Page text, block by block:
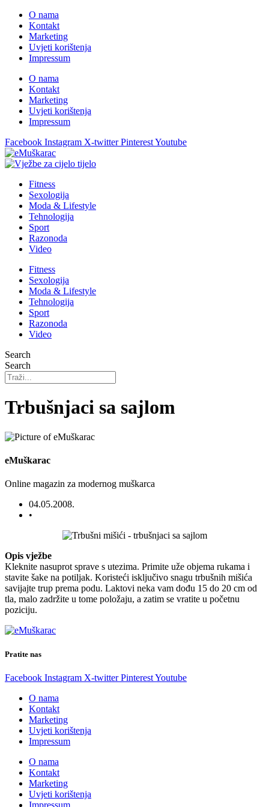
O nama
Kontakt
Marketing
Uvjeti korištenja
Impressum
O nama
Kontakt
Marketing
Uvjeti korištenja
Impressum
Facebook Instagram X-twitter PinterestYoutube
Fitness
Sexologija
Moda & Lifestyle
Tehnologija
Sport
Razonoda
Video
Fitness
Sexologija
Moda & Lifestyle
Tehnologija
Sport
Razonoda
Video
Search
Search
Trbušnjaci sa sajlom
eMuškarac
Online magazin za modernog muškarca
04.05.2008.
•
Opis vježbe
Kleknite nasuprot sprave s utezima. Primite uže objema rukama i
stavite šake na potiljak. Koristeći isključivo snagu trbušnih mišića
savijajte trup prema podu. Laktovi neka vam dođu 15 do 20 cm od
tla, malo zadržite u tome položaju, a zatim se vratite u početnu
poziciju.
Pratite nas
Facebook Instagram X-twitter PinterestYoutube
O nama
Kontakt
Marketing
Uvjeti korištenja
Impressum
O nama
Kontakt
Marketing
Uvjeti korištenja
Impressum